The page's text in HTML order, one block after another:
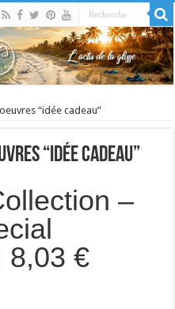
“idée cadeau”
“idée cadeau”
–
8,03 €